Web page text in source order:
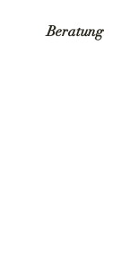
Beratung